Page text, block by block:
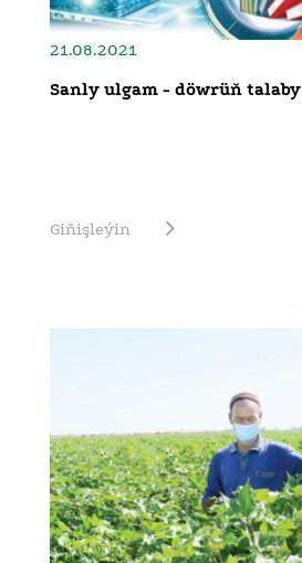
21.08.2021
Sanly ulgam - döwrüň talaby
Giňişleýin